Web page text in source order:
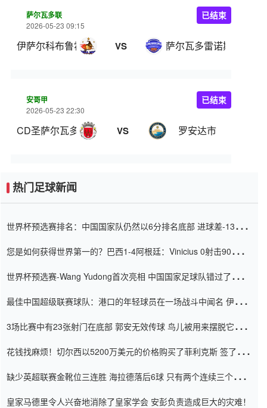
萨尔瓦多联
2026-05-23 09:15
伊萨尔科布鲁霍斯 VS 萨尔瓦多雷诺斯
已结束
安哥甲
2026-05-23 22:30
CD圣萨尔瓦多 VS 罗安达市
已结束
热门足球新闻
世界杯预选赛排名：中国国家队仍然以6分排名底部 进球差-13令人
您是如何获得世界第一的？巴西1-4阿根廷：Vinicius 0射击90分钟
世界杯预选赛-Wang Yudong首次亮相 中国国家足球队错过了世界
最佳中国超级联赛球队：港口的年轻球员在一场战斗中闻名 伊万放
3场比赛中有23张射门在底部 郭安无效传球 鸟儿被用来摆脱它
花钱找麻烦！切尔西以5200万美元的价格购买了菲利克斯 签了7年
缺少英超联赛金靴位三连胜 海拉德落后6球 只有两个连续三个连续
皇家马德里令人兴奋地消除了皇家学会 安彭负责造成巨大的灾难！